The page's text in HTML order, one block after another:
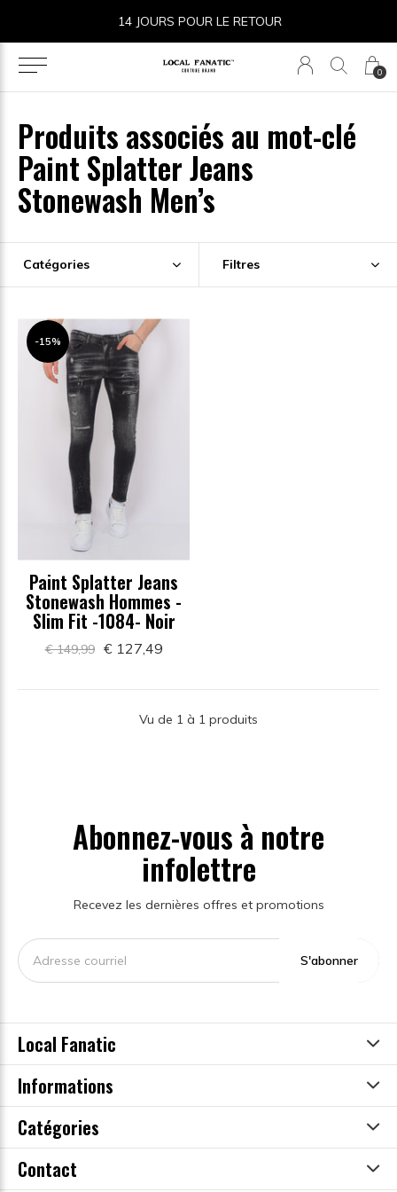
0
14 JOURS POUR LE RETOUR
Produits associés au mot-clé
Paint Splatter Jeans
Stonewash Men’s
Catégories Filtres
-15%
Paint Splatter Jeans
Stonewash Hommes -
Slim Fit -1084- Noir
€ 149,99 € 127,49
Vu de 1 à 1 produits
Abonnez-vous à notre
infolettre
Recevez les dernières offres et promotions
S'abonner
Local Fanatic
Informations
Catégories
Contact